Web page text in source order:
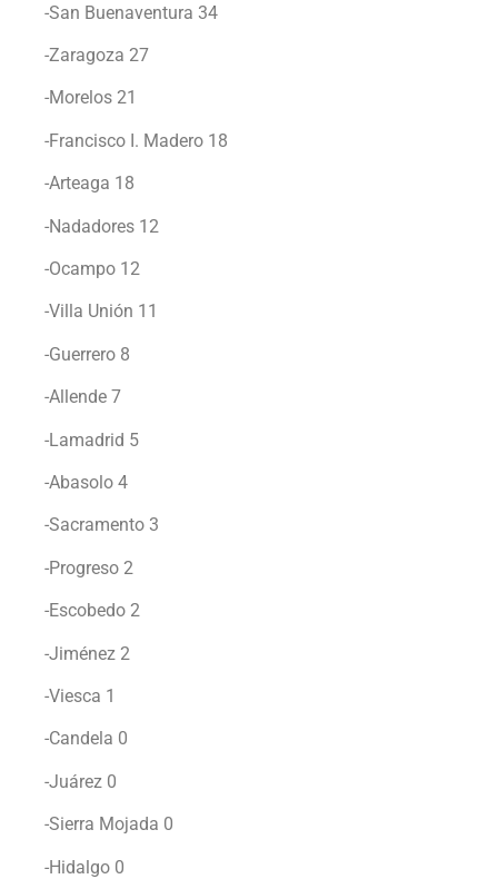
-San Buenaventura 34
-Zaragoza 27
-Morelos 21
-Francisco I. Madero 18
-Arteaga 18
-Nadadores 12
-Ocampo 12
-Villa Unión 11
-Guerrero 8
-Allende 7
-Lamadrid 5
-Abasolo 4
-Sacramento 3
-Progreso 2
-Escobedo 2
-Jiménez 2
-Viesca 1
-Candela 0
-Juárez 0
-Sierra Mojada 0
-Hidalgo 0